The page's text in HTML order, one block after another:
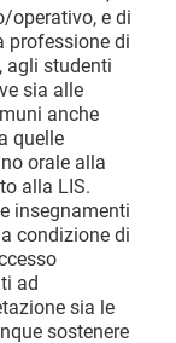
operativo, e di
professione di
agli studenti
sia alle
anche
quelle
orale alla
alla LIS.
insegnamenti
condizione di
ad
sia le
sostenere